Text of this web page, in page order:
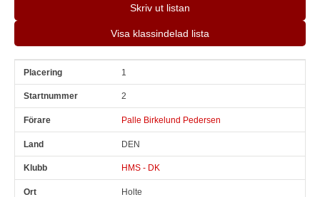
Skriv ut listan
Visa klassindelad lista
Pl Snr 1
2
Palle Birkelund Pedersen
DEN
HMS - DK
Holte